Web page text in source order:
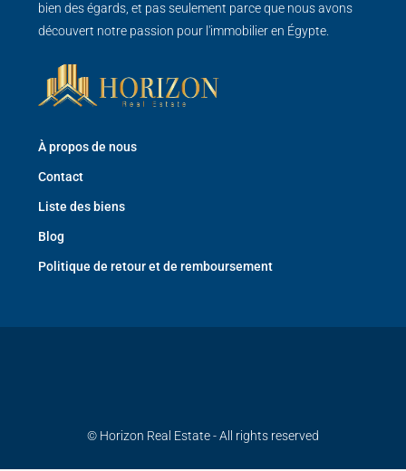
bien des égards, et pas seulement parce que nous avons
découvert notre passion pour l'immobilier en Égypte.
À propos de nous
Contact
Liste des biens
Blog
Politique de retour et de remboursement
© Horizon Real Estate - All rights reserved